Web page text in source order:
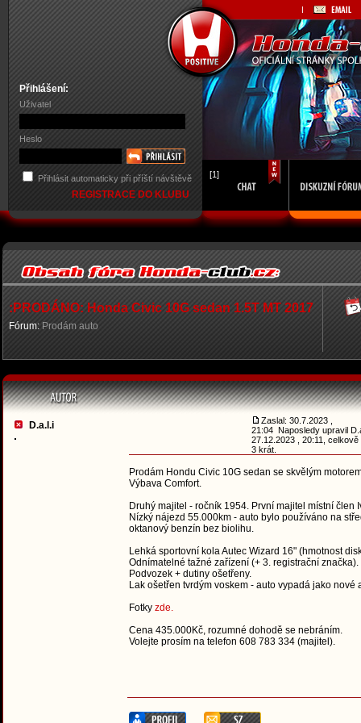
Přihlášení:
Uživatel
Heslo
Přihlásit automaticky při příští návštěvě
REGISTRACE DO KLUBU
[1]
:PRODÁNO: Honda Civic 10G sedan 1.5T MT 2017
Fórum: Prodám auto
D.a.l.i
Zaslal: 30.7.2023 ,
21:04 Naposledy upravil
27.12.2023 , 20:11,
3 krát.
Prodám Hondu Civic 10G sedan se skvělým
Výbava Comfort.
Druhý majitel - ročník 1954. První majitel místní člen
Nízký nájezd 55.000km - auto bylo používáno na
oktanový benzín bez biolihu.
Lehká sportovní kola Autec Wizard 16" (hmotnost
Odnímatelné tažné zařízení (+ 3. registrační značka).
Podvozek + dutiny ošetřeny.
Lak ošetřen tvrdým voskem - auto vypadá jako nové
Fotky zde.
Cena 435.000Kč, rozumné dohodě se nebráním.
Volejte prosím na telefon 608 783 334 (majitel).